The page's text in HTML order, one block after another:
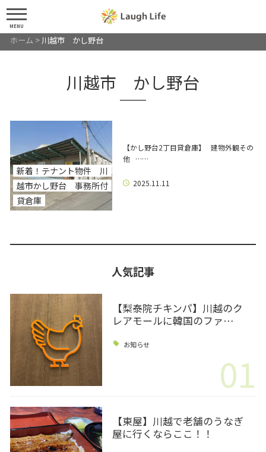
MENU
ホーム > 川越市 かし野台
川越市 かし野台
新着！テナント物件 川
越市かし野台 事務所付
貸倉庫
【かし野台2丁目貸倉庫】 建物外観その
他 ……
2025.11.11
人気記事
【梨泰院チキンパ】川越のク
レアモールに韓国のファ…
お知らせ
01
【東屋】川越で老舗のうなぎ
屋に行くならここ！！